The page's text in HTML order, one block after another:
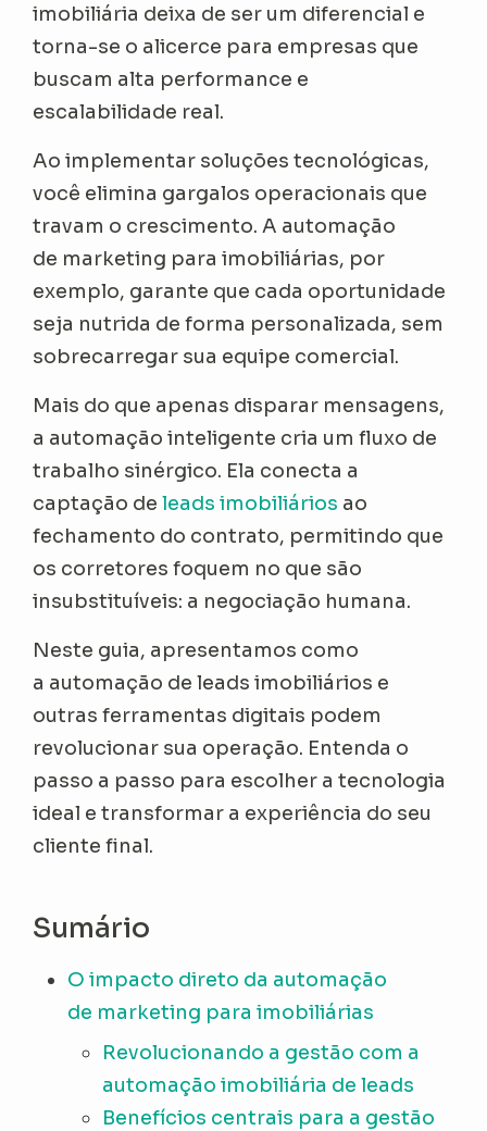
imobiliária deixa de ser um diferencial e
torna-se o alicerce para empresas que
buscam alta performance e
escalabilidade real.
Ao implementar soluções tecnológicas,
você elimina gargalos operacionais que
travam o crescimento. A automação
de marketing para imobiliárias, por
exemplo, garante que cada oportunidade
seja nutrida de forma personalizada, sem
sobrecarregar sua equipe comercial.
Mais do que apenas disparar mensagens,
a automação inteligente cria um fluxo de
trabalho sinérgico. Ela conecta a
captação deleads imobiliários ao
fechamento do contrato, permitindo que
os corretores foquem no que são
insubstituíveis: a negociação humana.
Neste guia, apresentamos como
a automação de leads imobiliários e
outras ferramentas digitais podem
revolucionar sua operação. Entenda o
passo a passo para escolher a tecnologia
ideal e transformar a experiência do seu
cliente final.
Sumário
O impacto direto da automação
de marketing para imobiliárias
Revolucionando a gestão com a
automação imobiliária de leads
Benefícios centrais para a gestão